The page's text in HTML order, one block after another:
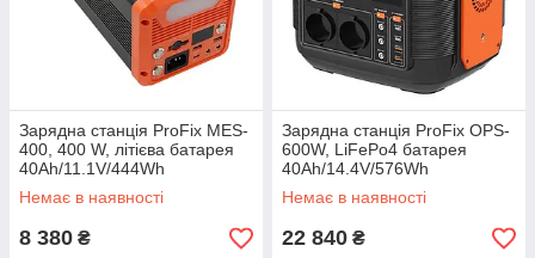
Зарядна станція ProFix MES-
400, 400 W, літієва батарея
40Ah/11.1V/444Wh
Немає в наявності
8 380 ₴
Зарядна станція ProFix OPS-
600W, LiFePo4 батарея
40Ah/14.4V/576Wh
Немає в наявності
22 840 ₴